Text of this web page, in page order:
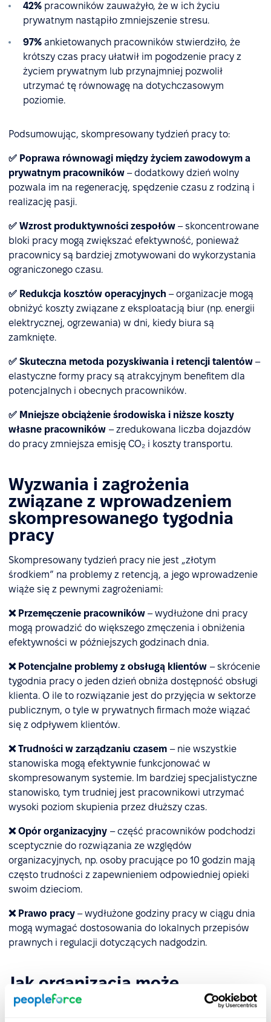
42% pracowników zauważyło, że w ich życiu
prywatnym nastąpiło zmniejszenie stresu.
97% ankietowanych pracowników stwierdziło, że ​​
krótszy czas pracy ułatwił im pogodzenie pracy z
życiem prywatnym lub przynajmniej pozwolił
utrzymać tę równowagę na dotychczasowym
poziomie.
Podsumowując, skompresowany tydzień pracy to:
✅ Poprawa równowagi między życiem zawodowym a
prywatnym pracowników – dodatkowy dzień wolny
pozwala im na regenerację, spędzenie czasu z rodziną i
realizację pasji.
✅ Wzrost produktywności zespołów – skoncentrowane
bloki pracy mogą zwiększać efektywność, ponieważ
pracownicy są bardziej zmotywowani do wykorzystania
ograniczonego czasu.
✅ Redukcja kosztów operacyjnych – organizacje mogą
obniżyć koszty związane z eksploatacją biur (np. energii
elektrycznej, ogrzewania) w dni, kiedy biura są
zamknięte.
✅ Skuteczna metoda pozyskiwania i retencji talentów –
elastyczne formy pracy są atrakcyjnym benefitem dla
potencjalnych i obecnych pracowników.
✅ Mniejsze obciążenie środowiska i niższe koszty
własne pracowników – zredukowana liczba dojazdów
do pracy zmniejsza emisję CO₂ i koszty transportu.
Wyzwania i zagrożenia
związane z wprowadzeniem
skompresowanego tygodnia
pracy
Skompresowany tydzień pracy nie jest „złotym
środkiem” na problemy z retencją, a jego wprowadzenie
wiąże się z pewnymi zagrożeniami:
❌ Przemęczenie pracowników – wydłużone dni pracy
mogą prowadzić do większego zmęczenia i obniżenia
efektywności w późniejszych godzinach dnia.
❌ Potencjalne problemy z obsługą klientów – skrócenie
tygodnia pracy o jeden dzień obniża dostępność obsługi
klienta. O ile to rozwiązanie jest do przyjęcia w sektorze
publicznym, o tyle w prywatnych firmach może wiązać
się z odpływem klientów.
❌ Trudności w zarządzaniu czasem – nie wszystkie
stanowiska mogą efektywnie funkcjonować w
skompresowanym systemie. Im bardziej specjalistyczne
stanowisko, tym trudniej jest pracownikowi utrzymać
wysoki poziom skupienia przez dłuższy czas.
❌ Opór organizacyjny – część pracowników podchodzi
sceptycznie do rozwiązania ze względów
organizacyjnych, np. osoby pracujące po 10 godzin mają
często trudności z zapewnieniem odpowiedniej opieki
swoim dzieciom.
❌ Prawo pracy – wydłużone godziny pracy w ciągu dnia
mogą wymagać dostosowania do lokalnych przepisów
prawnych i regulacji dotyczących nadgodzin.
Jak organizacja może
przygotować się na